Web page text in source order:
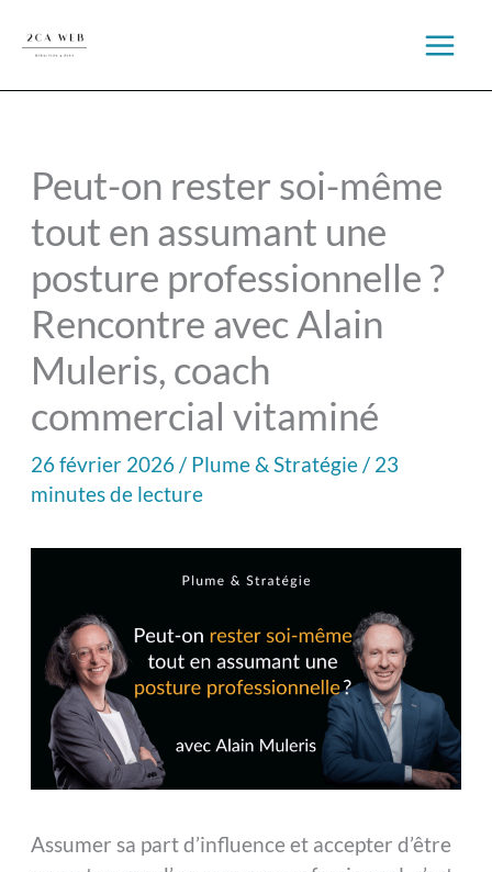
Peut-on rester soi-même
tout en assumant une
posture professionnelle ?
Rencontre avec Alain
Muleris, coach
commercial vitaminé
26 février 2026/ Plume & Stratégie/ 23
minutes de lecture
Assumer sa part d’influence et accepter d’être